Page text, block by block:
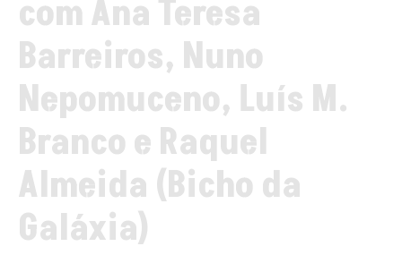
com Ana Teresa
Barreiros, Nuno
Nepomuceno, Luís M.
Branco e Raquel
Almeida (Bicho da
Galáxia)